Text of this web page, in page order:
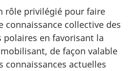
rôle privilégié pour faire
connaissance collective des
polaires en favorisant la
de façon valable
connaissances actuelles